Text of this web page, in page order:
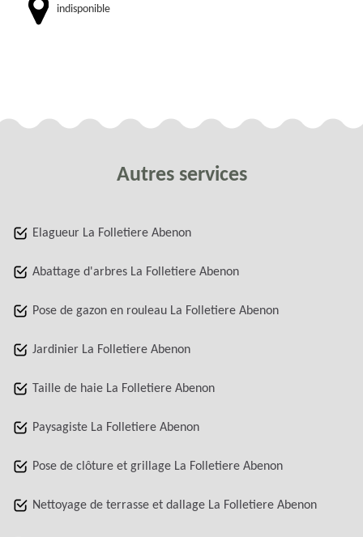
indisponible
Autres services
Elagueur La Folletiere Abenon
Abattage d'arbres La Folletiere Abenon
Pose de gazon en rouleau La Folletiere Abenon
Jardinier La Folletiere Abenon
Taille de haie La Folletiere Abenon
Paysagiste La Folletiere Abenon
Pose de clôture et grillage La Folletiere Abenon
Nettoyage de terrasse et dallage La Folletiere Abenon